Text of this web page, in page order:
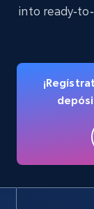
Name,
15.6K+
into